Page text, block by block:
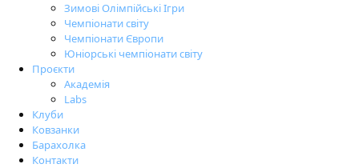
Зимові Олімпійські Ігри
Чемпіонати світу
Чемпіонати Європи
Юніорські чемпіонати світу
Проєкти
Академія
Labs
Клуби
Ковзанки
Барахолка
Контакти